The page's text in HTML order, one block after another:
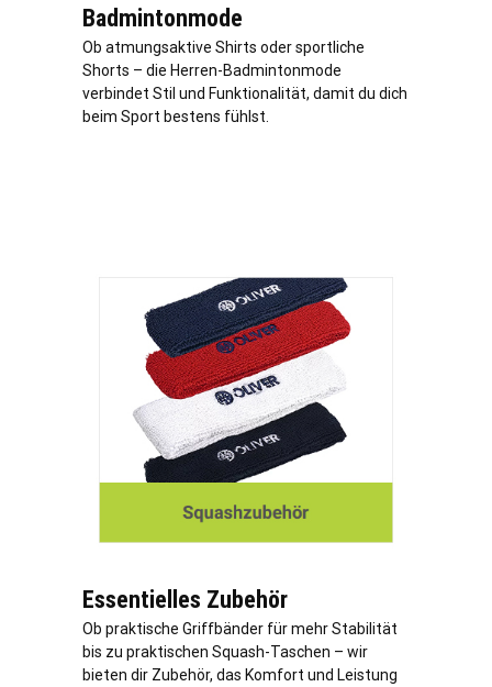
Badmintonmode
Ob atmungsaktive Shirts oder sportliche
Shorts – die Herren-Badmintonmode
verbindet Stil und Funktionalität, damit du dich
beim Sport bestens fühlst.
Essentielles Zubehör
Ob praktische Griffbänder für mehr Stabilität
bis zu praktischen Squash-Taschen – wir
bieten dir Zubehör, das Komfort und Leistung